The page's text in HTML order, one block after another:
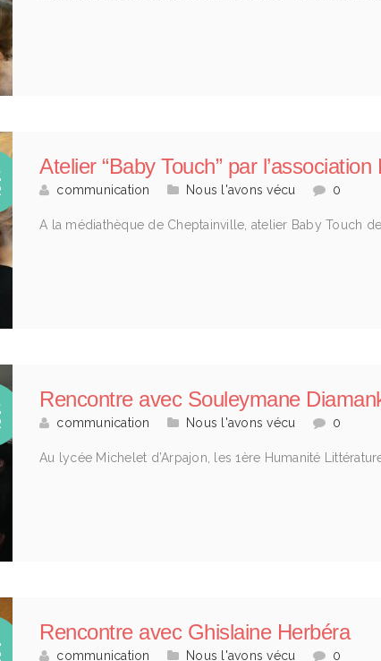
Atelier “Baby Touch” par
communication Nous l'avons vécu 0
A la médiathèque de Cheptainville, atelier Baby Touch
Rencontre avec Souleymane
communication Nous l'avons vécu 0
Au lycée Michelet d’Arpajon, les 1ère Humanité
Rencontre avec Ghislaine Herbéra
communication Nous l'avons vécu 0